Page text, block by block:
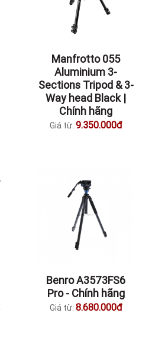
Manfrotto 055
Aluminium 3-
Sections Tripod & 3-
Way head Black |
Chính hãng
Giá từ: 9.350.000đ
Benro A3573FS6
Pro - Chính hãng
Giá từ: 8.680.000đ